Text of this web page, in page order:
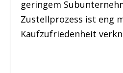
geringem
Zustellprozess ist eng
Kaufzufriedenheit